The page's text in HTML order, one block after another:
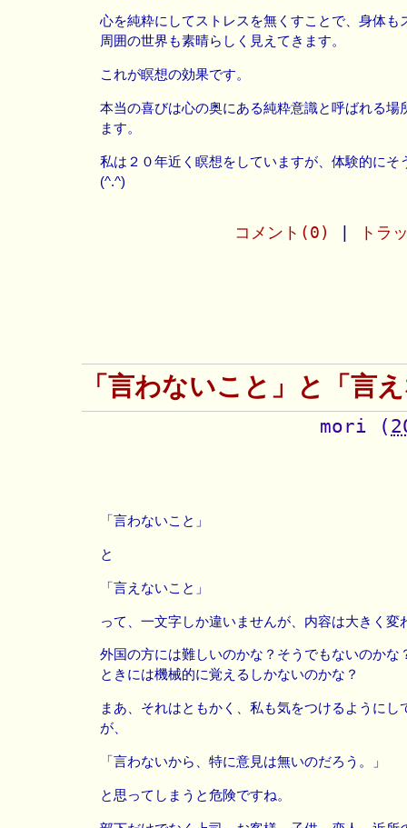
心を純粋にしてストレスを無くすことで、身体も
周囲の世界も素晴らしく見えてきます。
これが瞑想の効果です。
本当の喜びは心の奥にある純粋意識と呼ばれる場
ます。
私は２０年近く瞑想をしていますが、体験的にそ
(^.^)
コメント(0) トラ
「言わないこと」と「言
mori (
「言わないこと」
と
「言えないこと」
って、一文字しか違いませんが、内容は大きく変
外国の方には難しいのかな？そうでもないのかな
ときには機械的に覚えるしかないのかな？
まあ、それはともかく、私も気をつけるようにし
が、
「言わないから、特に意見は無いのだろう。」
と思ってしまうと危険ですね。